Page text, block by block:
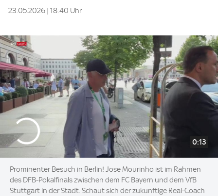
23.05.2026 | 18:40 Uhr
0:13
Prominenter Besuch in Berlin! Jose Mourinho ist im Rahmen
des DFB-Pokalfinals zwischen dem FC Bayern und dem VfB
Stuttgart in der Stadt. Schaut sich der zukünftige Real-Coach